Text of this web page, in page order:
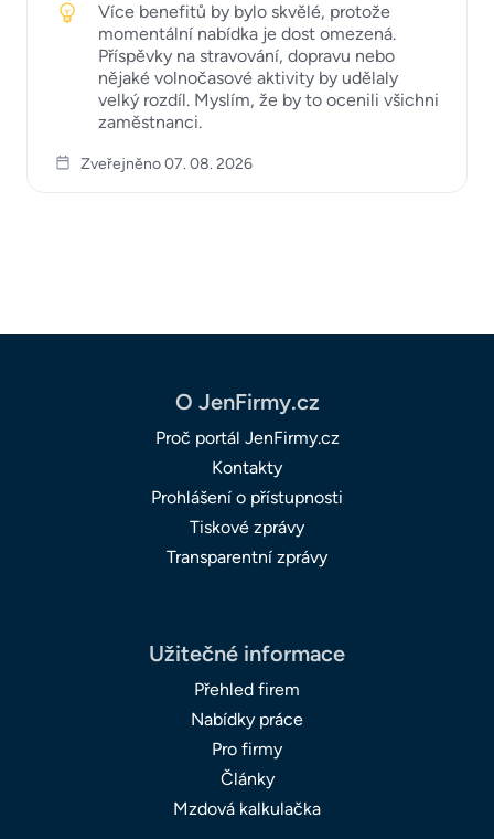
Více benefitů by bylo skvělé, protože
momentální nabídka je dost omezená.
Příspěvky na stravování, dopravu nebo
nějaké volnočasové aktivity by udělaly
velký rozdíl. Myslím, že by to ocenili všichni
zaměstnanci.
Zveřejněno 07. 08. 2026
O JenFirmy.cz
Proč portál JenFirmy.cz
Kontakty
Prohlášení o přístupnosti
Tiskové zprávy
Transparentní zprávy
Užitečné informace
Přehled firem
Nabídky práce
Pro firmy
Články
Mzdová kalkulačka